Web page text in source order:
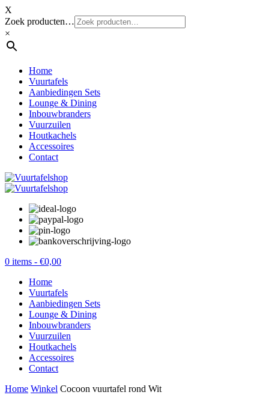
X
Zoek producten…
×
Home
Vuurtafels
Aanbiedingen Sets
Lounge & Dining
Inbouwbranders
Vuurzuilen
Houtkachels
Accessoires
Contact
0 items - €0,00
Home
Vuurtafels
Aanbiedingen Sets
Lounge & Dining
Inbouwbranders
Vuurzuilen
Houtkachels
Accessoires
Contact
Home Winkel Cocoon vuurtafel rond Wit